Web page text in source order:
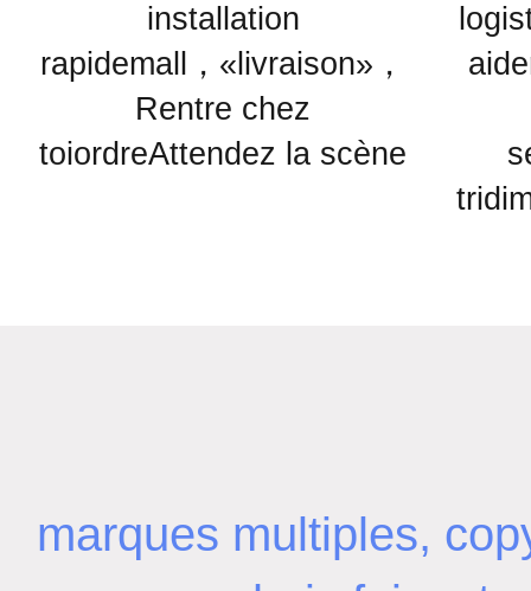
installation
rapidemall，«livraison»，
Rentre chez
toiordreAttendez la scène
marques multiples,